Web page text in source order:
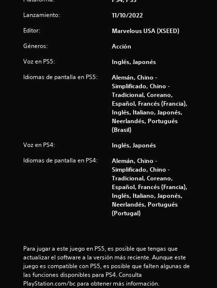
e
s
e
n
Lanzamiento: 11/10/2022
Editor: Marvelous USA (XSEED)
Géneros: Acción
Voz en PS5: Inglés, Japonés
Idiomas de pantalla en PS5:
Alemán, Chino -
Simplificado, Chino -
Tradicional, Coreano,
Español, Francés (Francia),
Inglés, Italiano, Japonés,
Neerlandés, Portugués
(Brasil)
Voz en PS4: Inglés, Japonés
Idiomas de pantalla en PS4:
Alemán, Chino -
Simplificado, Chino -
Tradicional, Coreano,
Español, Francés (Francia),
Inglés, Italiano, Japonés,
Neerlandés, Portugués
(Portugal)
Para jugar a este juego en PS5, es posible que tengas que
actualizar el software a la versión más reciente. Aunque este
juego es compatible con PS5, es posible que falten algunas de
las funciones disponibles para PS4. Consulta
PlayStation.com/bc para obtener más información.